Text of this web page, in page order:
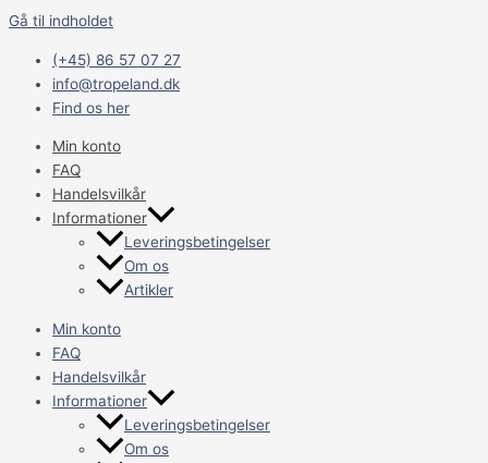
Gå til indholdet
(+45) 86 57 07 27
info@tropeland.dk
Find os her
Min konto
FAQ
Handelsvilkår
Informationer
Leveringsbetingelser
Om os
Artikler
Min konto
FAQ
Handelsvilkår
Informationer
Leveringsbetingelser
Om os